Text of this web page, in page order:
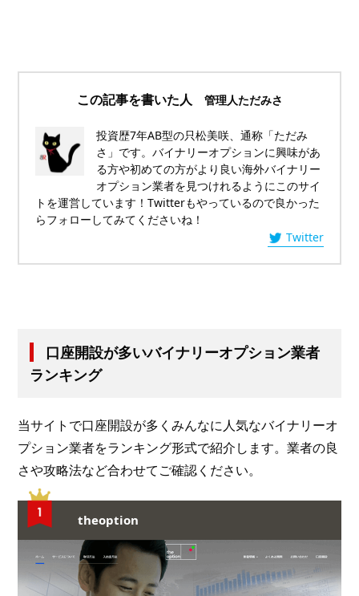
この記事を書いた人 管理人ただみさ
投資歴7年AB型の只松美咲、通称「ただみ
さ」です。バイナリーオプションに興味があ
る方や初めての方がより良い海外バイナリー
オプション業者を見つけれるようにこのサイ
トを運営しています！Twitterもやっているので良かった
らフォローしてみてくださいね！
Twitter
口座開設が多いバイナリーオプション業者
ランキング
当サイトで口座開設が多くみんなに人気なバイナリーオ
プション業者をランキング形式で紹介します。業者の良
さや攻略法など合わせてご確認ください。
theoption